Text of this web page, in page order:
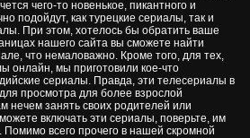
чего-то новенькое, пикантного и
подойдут, как турецкие сериалы, так и
При этом, хотелось бы обратить ваше
нашего сайта вы сможете найти
что немаловажно. Кроме того, для тех,
онлайн, мы приготовили кое-что
сериалы. Правда, эти телесериалы в
просмотра для более взрослой
нечем занять своих родителей или
включать эти сериалы, поверьте, им
Помимо всего прочего в нашей скромной